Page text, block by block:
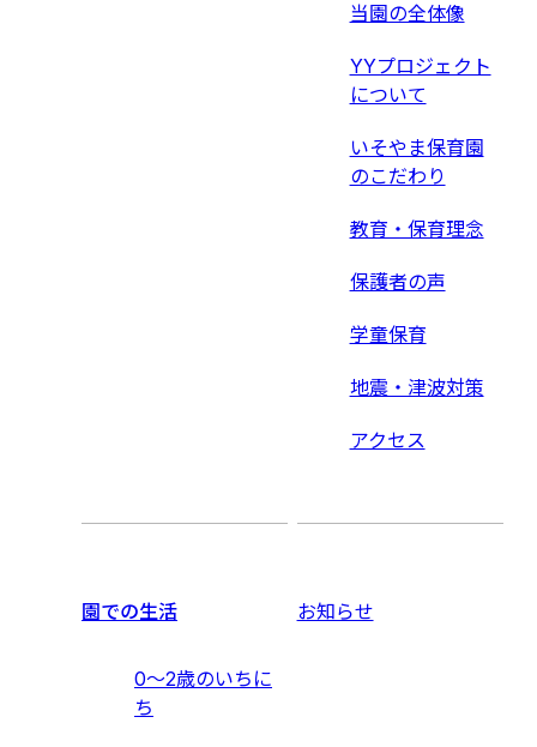
当園の全体像
YYプロジェクト
について
いそやま保育園
のこだわり
教育・保育理念
保護者の声
学童保育
地震・津波対策
アクセス
園での生活
0〜2歳のいちに
ち
お知らせ